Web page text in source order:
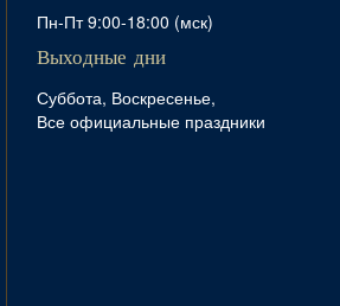
Пн-Пт 9:00-18:00 (мск)
Выходные дни
Суббота, Воскресенье,
Все официальные праздники